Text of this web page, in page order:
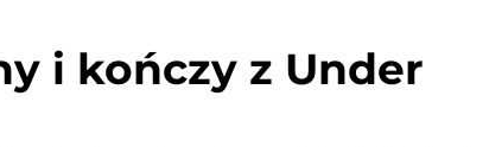
i kończy z Under